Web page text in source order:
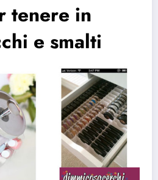
tenere in
e smalti